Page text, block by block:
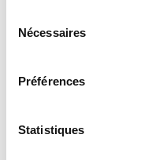
plus d'informations
et les parties avec
règlementICI
Nécessaires
Préférences
Statistiques
LISTE DE PRIX BRUT